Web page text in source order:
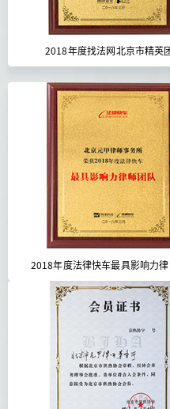
2018年度找法网北京市精英
2018年度法律快车最具影响力